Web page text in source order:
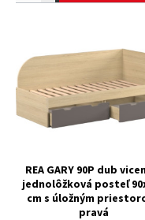
REA GARY 90P dub
jednolôžková posteľ
cm s úložným
pravá